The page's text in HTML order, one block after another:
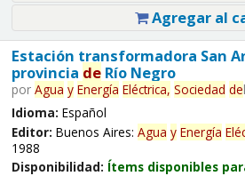
Agregar al
Estación transformadora San
provincia deRío Negro
por Agua y Energía Eléctrica, Sociedad del
Idioma: Español
Editor: Buenos Aires: Agua y Energía
1988
Disponibilidad: Ítems disponibles